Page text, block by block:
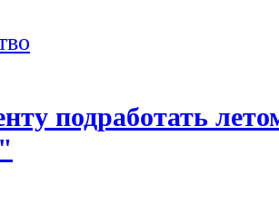
подработать